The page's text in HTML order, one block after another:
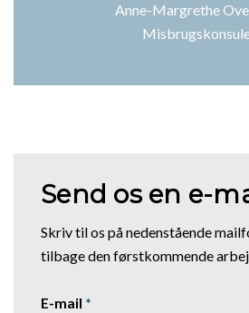
Anne-Margrethe
Send os en e-
Skriv til os på nedenstående
tilbage den førstkommende
E-mail *